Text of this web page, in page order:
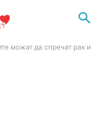
можат да спречат рак и